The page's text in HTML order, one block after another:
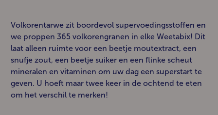
Volkorentarwe zit boordevol supervoedingsstoffen en
we proppen 365 volkorengranen in elke Weetabix! Dit
laat alleen ruimte voor een beetje moutextract, een
snufje zout, een beetje suiker en een flinke scheut
mineralen en vitaminen om uw dag een superstart te
geven. U hoeft maar twee keer in de ochtend te eten
om het verschil te merken!